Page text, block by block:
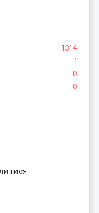
1314
1
0
0